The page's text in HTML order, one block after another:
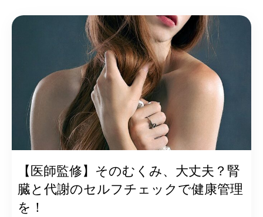
【医師監修】そのむくみ、大丈夫？腎
臓と代謝のセルフチェックで健康管理
を！